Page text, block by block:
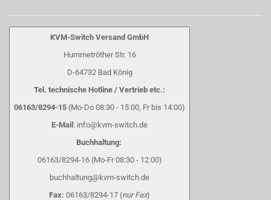
KVM-Switch Versand GmbH
Hummetröther Str. 16
D-64732 Bad König
Tel. technische Hotline / Vertrieb etc.:
06163/8294-15 (Mo-Do 08:30 - 15:00, Fr bis 14:00)
E-Mail : info@kvm-switch.de
Buchhaltung:
06163/8294-16 (Mo-Fr 08:30 - 12:00)
buchhaltung@kvm-switch.de
Fax: 06163/8294-17 (nur Fax)